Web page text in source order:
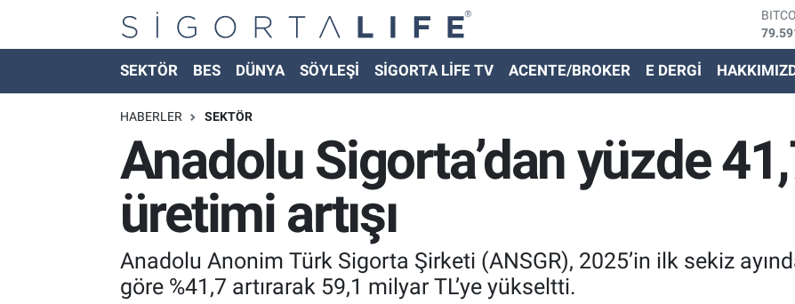
SEKTÖR BES DÜNYA SÖYLEŞİ SİGORTA LİFE TV ACENTE/BROKER E DERGİ
HABERLER SEKTÖR
Anadolu Sigorta’dan yüzde
üretimi artışı
Anadolu Anonim Türk Sigorta Şirketi (ANSGR), 2025’in ilk sekiz
göre %41,7 artırarak 59,1 milyar TL’ye yükseltti.
Nöbetçi Eczaneler
Hava Durumu
Namaz Vakitleri
Trafik Durumu
Süper Lig Puan Durumu ve Fikstür
Tüm Manşetler